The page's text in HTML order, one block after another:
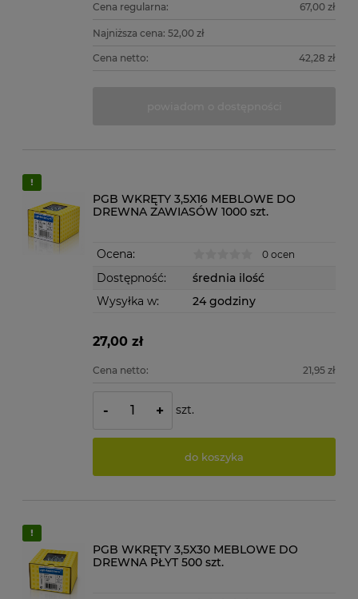
Cena regularna: 67,00 zł
Najniższa cena:52,00 zł
Cena netto: 42,28 zł
PGB WKRĘTY 3,5X16 MEBLOWE DO
DREWNA ZAWIASÓW 1000 szt.
Ocena: 0 ocen
Dostępność:
średnia ilość
Wysyłka w:
24 godziny
27,00 zł
Cena netto: 21,95 zł
- + szt.
do koszyka
PGB WKRĘTY 3,5X30 MEBLOWE DO
DREWNA PŁYT 500 szt.